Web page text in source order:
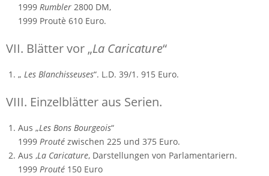
1999 Rumbler 2800 DM,
1999 Proutè 610 Euro.
VII. Blätter vor „La Caricature“
„ Les Blanchisseuses“. L.D. 39/1. 915 Euro.
VIII. Einzelblätter aus Serien.
Aus „Les Bons Bourgeois“
1999 Prouté zwischen 225 und 375 Euro.
Aus ‚La Caricature‚ Darstellungen von Parlamentariern.
1999 Prouté 150 Euro